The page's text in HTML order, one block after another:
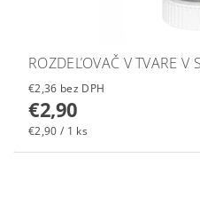
ROZDEĽOVAČ V TVARE
€2,36 bez DPH
€2,90
€2,90 / 1 ks